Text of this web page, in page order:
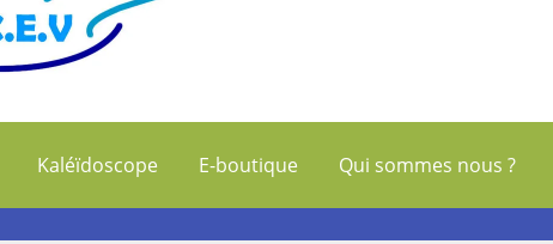
Kaléïdoscope E-boutique Qui sommes nous ?